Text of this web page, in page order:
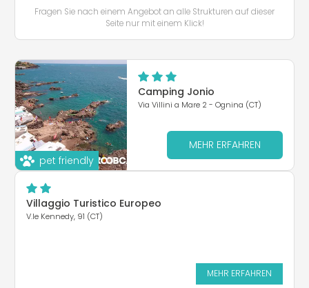
Fragen Sie nach einem Angebot an alle Strukturen auf dieser
Seite nur mit einem Klick!
pet friendly
Camping Jonio
Via Villini a Mare 2 - Ognina (CT)
MEHR ERFAHREN
Villaggio Turistico Europeo
V.le Kennedy, 91 (CT)
MEHR ERFAHREN